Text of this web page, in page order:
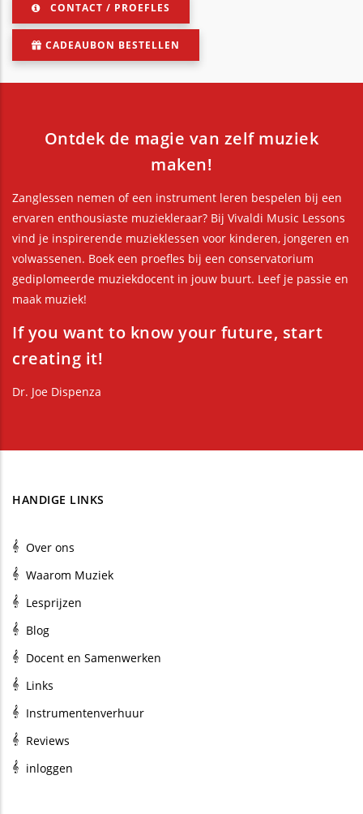
CONTACT / PROEFLES
CADEAUBON BESTELLEN
Ontdek de magie van zelf muziek
maken!
Zanglessen nemen of een instrument leren bespelen bij een
ervaren enthousiaste muziekleraar? Bij Vivaldi Music Lessons
vind je inspirerende muzieklessen voor kinderen, jongeren en
volwassenen. Boek een proefles bij een conservatorium
gediplomeerde muziekdocent in jouw buurt. Leef je passie en
maak muziek!
If you want to know your future, start
creating it!
Dr. Joe Dispenza
HANDIGE LINKS
Over ons
Waarom Muziek
Lesprijzen
Blog
Docent en Samenwerken
Links
Instrumentenverhuur
Reviews
inloggen